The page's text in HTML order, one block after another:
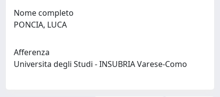
Nome completo
PONCIA, LUCA
Afferenza
Universita degli Studi - INSUBRIA Varese-Como